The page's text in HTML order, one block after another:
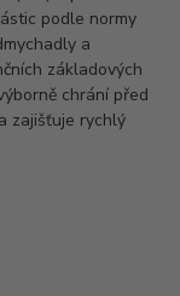
podle normy
a
základových
chrání před
zajišťuje rychlý